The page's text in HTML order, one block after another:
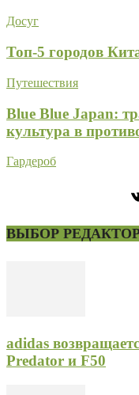
Досуг
Топ-5 городов
Путешествия
Blue Blue Japan:
культура в
Гардероб
ВЫБОР
adidas
Predator и F50